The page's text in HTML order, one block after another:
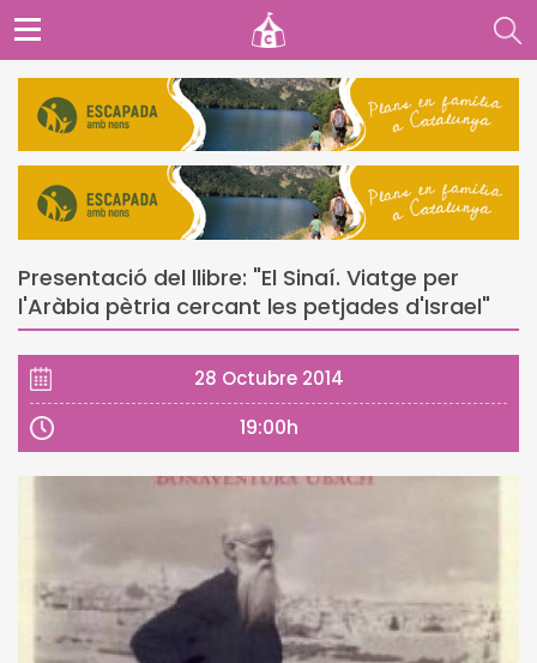
Presentació del llibre: "El Sinaí. Viatge per
l'Aràbia pètria cercant les petjades d'Israel"
28 Octubre 2014
19:00h